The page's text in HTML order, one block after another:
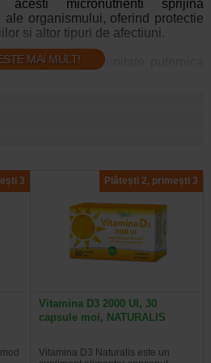
acesti micronutrienti sprijina
organismului, oferind protectie
si altor tipuri de afectiuni.
cu o imunitate puternica
este si vitamina D, dat fiind ca
si activitatea celulelor
inflamator. Necesare pentru o
infecii respriatorii si alte boli
cu niveluri scazute ale
date existente arata
pentru imunitate vine din
fierului, magneziului si iodului.
daca va doriti o imunitate de
MAI MULT!
3 Plătești 2, primești 3
Vitamina D3 2000 UI, 30
capsule moi, NATURALIS
Vitamina D3 Naturalis este un